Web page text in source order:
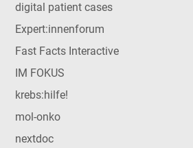
digital patient cases
Expert:innenforum
Fast Facts Interactive
IM FOKUS
krebs:hilfe!
mol-onko
nextdoc